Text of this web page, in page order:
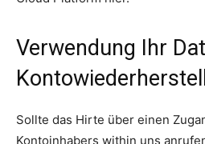
Verwendung Ihr
Sollte das Hirte über einen
Kontoinhabers within uns